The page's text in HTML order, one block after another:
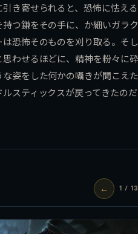
き寄せられると、恐怖に怯え
つ鎌をその手に、か細いガラ
恐怖そのものを刈り取る。そ
わせるほどに、精神を粉々に
姿をした何かの囁きが聞こえ
スティックスが戻ってきたの
← 1 / 13